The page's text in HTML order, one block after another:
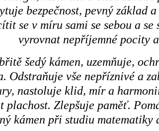
bezpečnost, pevný základ
se v míru sami se sebou a
vyrovnat nepříjemné pocity
šedý kámen, uzemňuje,
Odstraňuje vše nepříznivé a
nastoluje klid, mír a
plachost. Zlepšuje paměť.
kámen při studiu matematiky